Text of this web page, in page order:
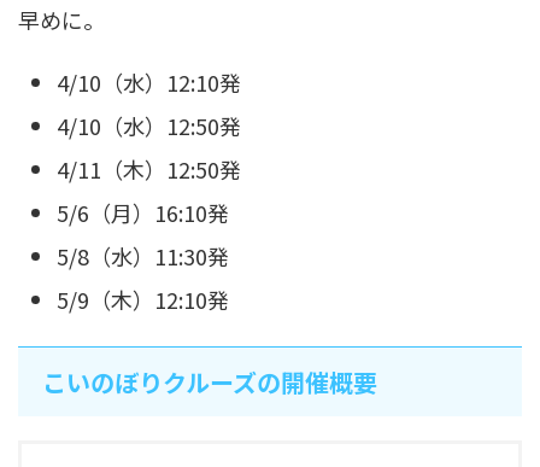
早めに。
4/10（水）12:10発
4/10（水）12:50発
4/11（木）12:50発
5/6（月）16:10発
5/8（水）11:30発
5/9（木）12:10発
こいのぼりクルーズの開催概要